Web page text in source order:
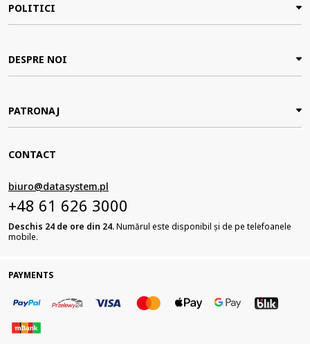
POLITICI
DESPRE NOI
PATRONAJ
CONTACT
biuro@datasystem.pl
+48 61 626 3000
Deschis 24 de ore din 24.Numărul este disponibil și de pe telefoanele
mobile.
PAYMENTS